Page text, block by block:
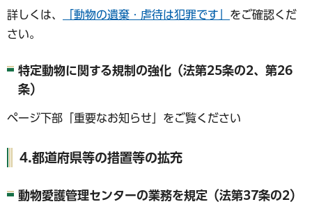
詳しくは、 「動物の遺棄・虐待は犯罪です」 をご確認くだ
さい。
特定動物に関する規制の強化（法第25条の2、第26
条）
ページ下部「重要なお知らせ」をご覧ください
4.都道府県等の措置等の拡充
動物愛護管理センターの業務を規定（法第37条の2）